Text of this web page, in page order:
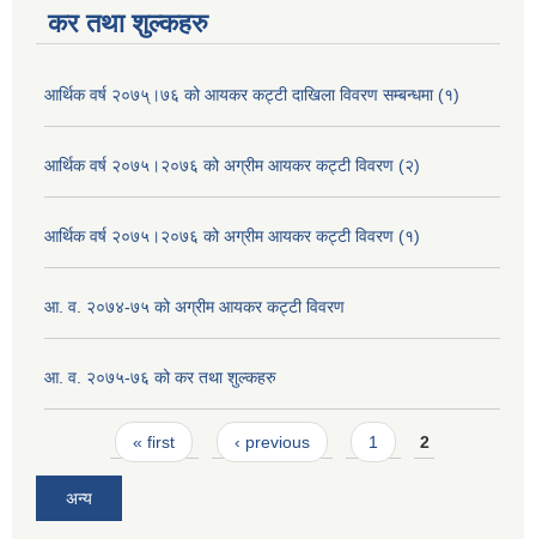
कर तथा शुल्कहरु
आर्थिक वर्ष २०७५्।७६ को आयकर कट्टी दाखिला विवरण सम्बन्धमा (१)
आर्थिक वर्ष २०७५।२०७६ को अग्रीम आयकर कट्टी विवरण (२)
आर्थिक वर्ष २०७५।२०७६ को अग्रीम आयकर कट्टी विवरण (१)
आ. व. २०७४-७५ को अग्रीम आयकर कट्टी विवरण
आ. व. २०७५-७६ को कर तथा शुल्कहरु
Pages« first ‹ previous 1 2
अन्य